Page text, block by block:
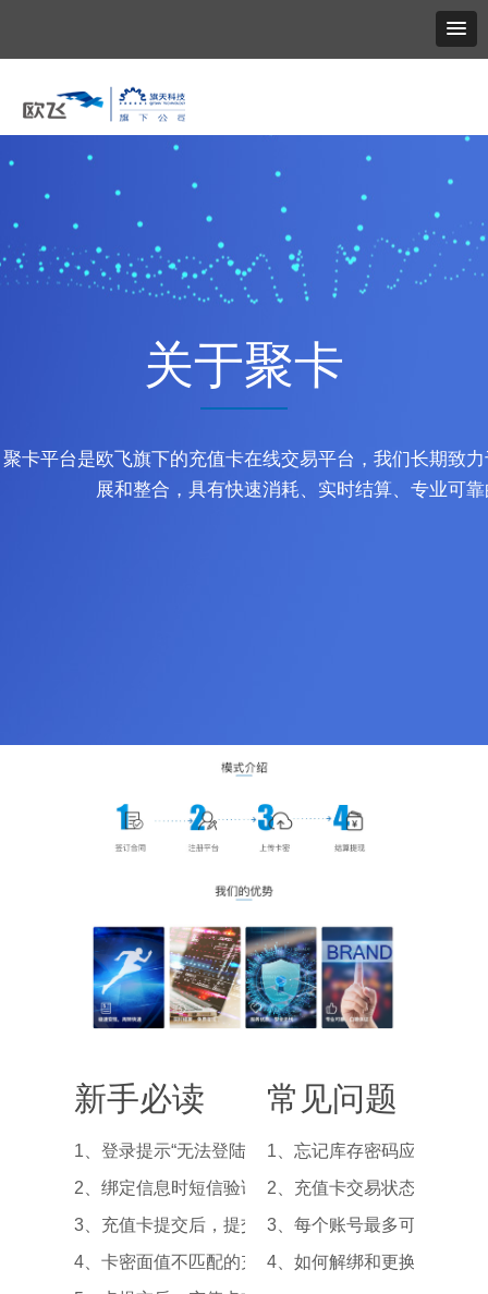
关于聚卡
聚卡平台是欧飞旗下的充值卡在线交易平台，我们长期致
展和整合，具有快速消耗、实时结算、专业可
新手必读
1、登录提示“无法登陆”
2、绑定信息时短信验证码输入后提示错误？
3、充值卡提交后，提交面额跟实际卡密面值不一致
4、卡密面值不匹配的充值卡，怎样处理？
常见问题
1、忘记库存密码应该如何
2、充值卡交易状态为“卡密
3、每个账号最多可以绑定
4、如何解绑和更换银行卡？